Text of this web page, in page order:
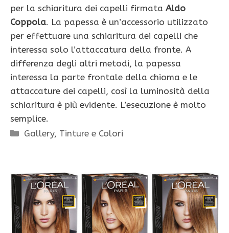
per la schiaritura dei capelli firmata Aldo
Coppola. La papessa è un’accessorio utilizzato
per effettuare una schiaritura dei capelli che
interessa solo l’attaccatura della fronte. A
differenza degli altri metodi, la papessa
interessa la parte frontale della chioma e le
attaccature dei capelli, così la luminosità della
schiaritura è più evidente. L’esecuzione è molto
semplice.
Categorie
Gallery, Tinture e Colori